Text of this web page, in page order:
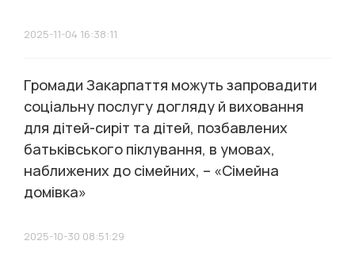
2025-11-04 16:38:11
Громади Закарпаття можуть запровадити
соціальну послугу догляду й виховання
для дітей-сиріт та дітей, позбавлених
батьківського піклування, в умовах,
наближених до сімейних, – «Сімейна
домівка»
2025-10-30 08:51:29